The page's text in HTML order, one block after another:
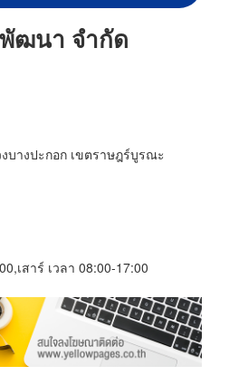
ฒนา จำกัด
างปะกอก เขตราษฎร์บูรณะ
เสาร์ เวลา 08:00-17:00